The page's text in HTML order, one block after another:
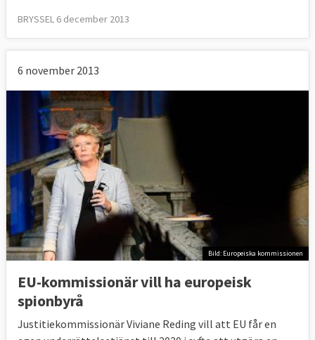
BRYSSEL 6 december 2013
6 november 2013
Bild: Europeiska kommissionen
EU-kommissionär vill ha europeisk
spionbyrå
Justitiekommissionär Viviane Reding vill att EU får en